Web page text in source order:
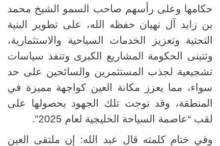
حكامها وعلى رأسهم صاحب السمو الشيخ محمد
بن زايد آل نهيان حفظه الله، على تطوير البنية
التحتية وتعزيز الخدمات السياحية والاستثمارية،
وتتبنى الحكومة المشاريع الكبرى وتنفذ سياسات
تشجيعية لجذب المستثمرين والسائحين على حد
سواء، مما يعزز مكانة العين كواجهة مميزة في
المنطقة، وقد توجت تلك الجهود بحصولها على
لقب “عاصمة السياحة الخليجية لعام 2025
.”
وفي ختام كلمته قال عبد الله: إن ملتقى العين